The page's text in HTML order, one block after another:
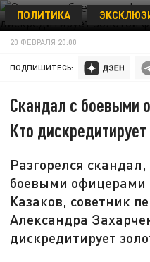
ПОЛИТИКА
20 ФЕВРАЛЯ 20:00
ПОДПИШИТЕСЬ:
Скандал с боевыми
Кто
Разгорелся
боевыми офицерами
Казаков, советник
Александра
дискредитирует